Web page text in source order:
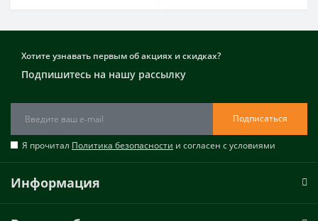
Хотите узнавать первым об акциях и скидках?
Подпишитесь на нашу рассылку
Подписаться
Я прочитал Политика безопасности и согласен с условиями
Информация